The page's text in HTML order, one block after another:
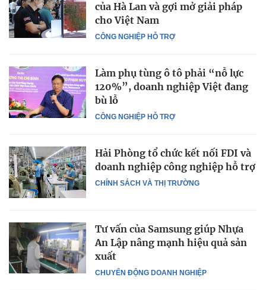
CÔNG NGHIỆP HỖ TRỢ
của Hà Lan và gợi mở giải pháp
cho Việt Nam
CÔNG NGHIỆP HỖ TRỢ
Làm phụ tùng ô tô phải “nỗ lực
120%”, doanh nghiệp Việt đang
bù lỗ
CHÍNH SÁCH VÀ THỊ TRƯỜNG
Hải Phòng tổ chức kết nối FDI và
doanh nghiệp công nghiệp hỗ trợ
CHUYỂN ĐỘNG DOANH NGHIỆP
Tư vấn của Samsung giúp Nhựa
An Lập nâng mạnh hiệu quả sản
xuất